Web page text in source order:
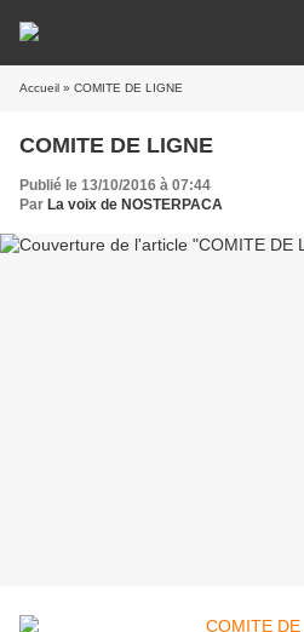
Accueil » COMITE DE LIGNE
COMITE DE LIGNE
Publié le 13/10/2016 à 07:44
Par La voix de NOSTERPACA